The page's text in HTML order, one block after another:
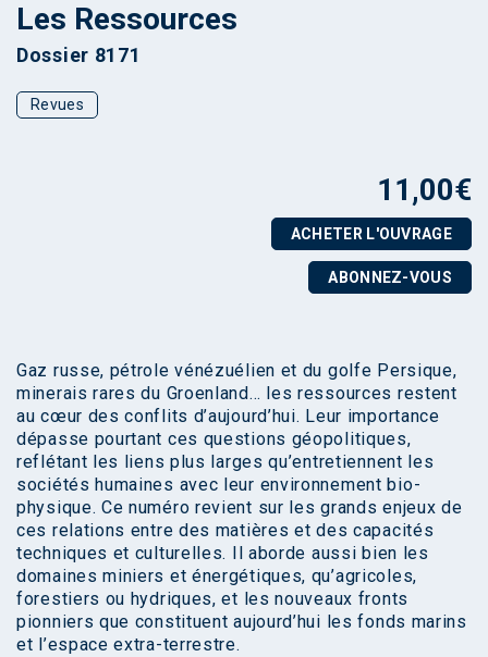
Les Ressources
Dossier 8171
Revues
11,00€
ACHETER L'OUVRAGE
ABONNEZ-VOUS
Gaz russe, pétrole vénézuélien et du golfe Persique,
minerais rares du Groenland… les ressources restent
au cœur des conflits d’aujourd’hui. Leur importance
dépasse pourtant ces questions géopolitiques,
reflétant les liens plus larges qu’entretiennent les
sociétés humaines avec leur environnement bio-
physique. Ce numéro revient sur les grands enjeux de
ces relations entre des matières et des capacités
techniques et culturelles. Il aborde aussi bien les
domaines miniers et énergétiques, qu’agricoles,
forestiers ou hydriques, et les nouveaux fronts
pionniers que constituent aujourd’hui les fonds marins
et l’espace extra-terrestre.